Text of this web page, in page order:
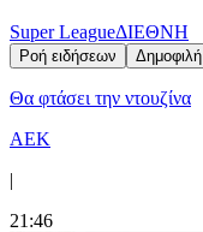
Super LeagueΔΙΕΘΝΗ
Ροή ειδήσεων Δημοφιλή
Θα φτάσει την ντουζίνα
ΑΕΚ
|
21:46